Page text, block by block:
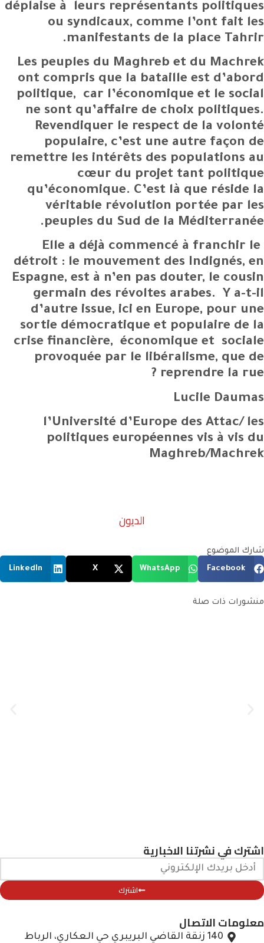
déplaise à leurs représentants politiques
ou syndicaux, comme l’ont fait les
manifestants de la place Tahrir.
Les peuples du Maghreb et du Machrek
ont compris que la bataille est d’abord
politique, car l’économique et le social
ne sont qu’affaire de choix politiques.
Revendiquer le respect de la volonté
populaire, c’est une autre façon de
remettre les intérêts des populations au
cœur du projet tant politique
qu’économique. C’est là que réside la
véritable révolution portée par les
peuples du Sud de la Méditerranée.
Elle a déjà commencé à franchir le
détroit : le mouvement des Indignés, en
Espagne, est à n’en pas douter, le cousin
germain des révoltes arabes. Y a-t-il
d’autre issue, ici en Europe, pour une
sortie démocratique et populaire de la
crise financière, économique et sociale
provoquée par le libéralisme, que de
reprendre la rue ?
Lucile Daumas
l’Université d’Europe des Attac/ les
politiques européennes vis à vis du
Maghreb/Machrek
الديون
شارك الموضوع
Facebook
WhatsApp
X
LinkedIn
منشورات ذات صلة
اشترك في نشرتنا الاخبارية
اشترك
معلومات الاتصال
140 زنقة القاضي البريبري حي العكاري، الرباط